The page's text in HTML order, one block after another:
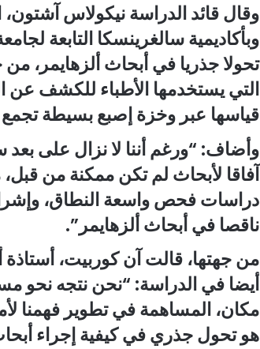
وقال قائد الدراسة نيكولاس آشتون،
وبأكاديمية سالغرينسكا التابعة
تحولا جذريا في أبحاث ألزهايمر،
التي يستخدمها الأطباء للكشف عن
قياسها عبر وخزة إصبع بسيطة تجمع
وأضاف: “ورغم أننا لا نزال على
آفاقا لأبحاث لم تكن ممكنة من
دراسات فحص واسعة النطاق،
ناقصا في أبحاث ألزهايمر”.
من جهتها، قالت آن كوربيت،
أيضا في الدراسة: “نحن نتجه
مكان، المساهمة في تطوير فهمنا
هو تحول جذري في كيفية إجراء